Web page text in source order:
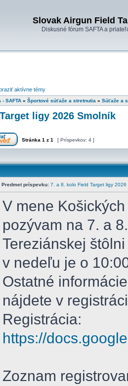
Slovak Airgun Field
Diskusné fórum SAFTA a
aktívne témy
SAFTA » Športové súťaže a stretnutia » Súťaže a
ligy 2026 Smolník
Stránka 1 z 1 [ Príspevkov: 4 ]
Predmet príspevku: 7. a 8. kolo Field Target ligy 2026
V mene
pozývam na 7. a
Tereziánskej
v nedeľu je o
Ostatné
nájdete v
Registrácia:
https://
Zoznam